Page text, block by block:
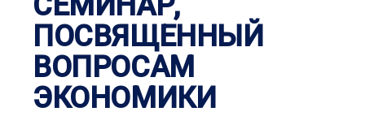
ПОСВЯЩЕННЫЙ
ВОПРОСАМ
ЭКОНОМИКИ